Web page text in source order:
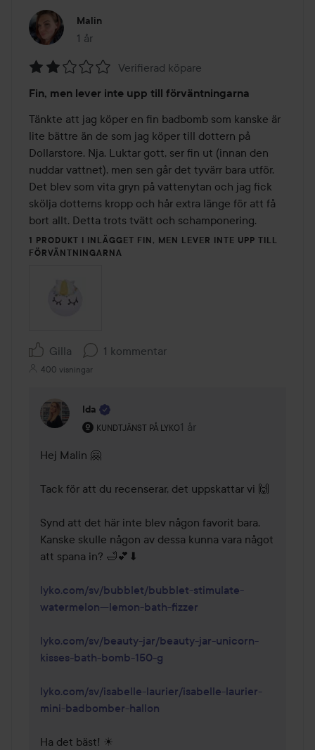
Malin
1 år
Inlägget skapades 1 år
2
av
5
Verifierad köpare
Fin, men lever inte upp till förväntningarna
Tänkte att jag köper en fin badbomb som kanske är
lite bättre än de som jag köper till dottern på
Dollarstore. Nja. Luktar gott, ser fin ut (innan den
nuddar vattnet), men sen går det tyvärr bara utför.
Det blev som vita gryn på vattenytan och jag fick
skölja dotterns kropp och hår extra länge för att få
bort allt. Detta trots tvätt och schamponering.
1 PRODUKT I INLÄGGET FIN, MEN LEVER INTE UPP TILL
FÖRVÄNTNINGARNA
Gilla 1 kommentar
400 visningar
Ida
KUNDTJÄNST PÅ LYKO
Användarens roll: Kundtjänst på Lyko.
1 år
Kommentaren lades 1 år
Hej Malin 🤗
Tack för att du recenserar, det uppskattar vi 🙌
Synd att det här inte blev någon favorit bara.
Kanske skulle någon av dessa kunna vara något
att spana in? 🛁💕⬇
lyko.com/sv/bubblet/bubblet-stimulate-
watermelon---lemon-bath-fizzer
lyko.com/sv/beauty-jar/beauty-jar-unicorn-
kisses-bath-bomb-150-g
lyko.com/sv/isabelle-laurier/isabelle-laurier-
mini-badbomber-hallon
Ha det bäst! ☀